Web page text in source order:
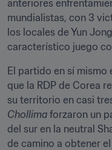
anteriores
mundialistas, con 3
los locales de Yun
característico juego
El partido en sí mismo
que la RDP de Corea
Chollima forzaron un
del sur en la neutral
de camino a obtener